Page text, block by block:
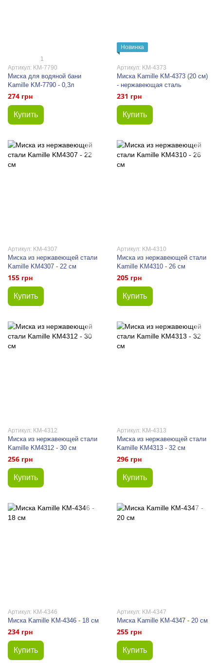
1
Артикул: KM-7790
Миска для водяной бани
Kamille KM-7790 - 0,3л
274 грн
Купить
Новинка
Артикул: KM-4373
Миска Kamille KM-4373 (20 см)
- нержавеющая сталь
231 грн
Купить
Артикул: KM-4307
Миска из нержавеющей стали
Kamille KM4307 - 22 см
155 грн
Купить
Артикул: KM-4310
Миска из нержавеющей стали
Kamille KM4310 - 26 см
205 грн
Купить
Артикул: KM-4312
Миска из нержавеющей стали
Kamille KM4312 - 30 см
256 грн
Купить
Артикул: KM-4313
Миска из нержавеющей стали
Kamille KM4313 - 32 см
296 грн
Купить
Артикул: KM-4346
Миска Kamille KM-4346 - 18 см
234 грн
Купить
Артикул: KM-4347
Миска Kamille KM-4347 - 20 см
255 грн
Купить